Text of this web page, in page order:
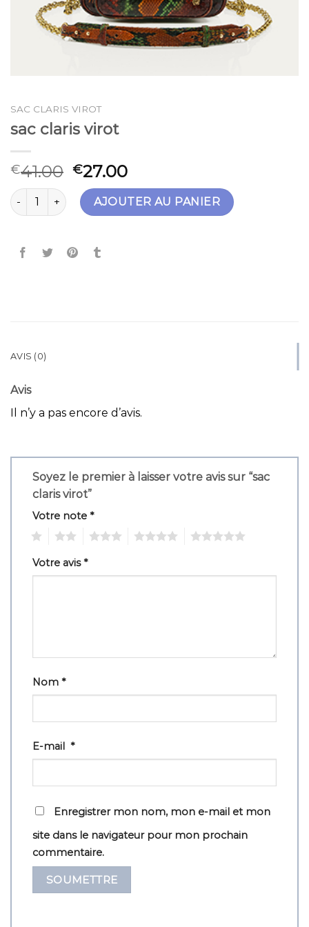
SAC CLARIS VIROT
sac claris virot
€41.00 €27.00
quantité de sac claris virotAJOUTER AU PANIER
AVIS (0)
Avis
Il n’y a pas encore d’avis.
Soyez le premier à laisser votre avis sur “sac
claris virot”
Votre note *
Votre avis*
Nom *
E-mail *
Enregistrer mon nom, mon e-mail et mon
site dans le navigateur pour mon prochain
commentaire.